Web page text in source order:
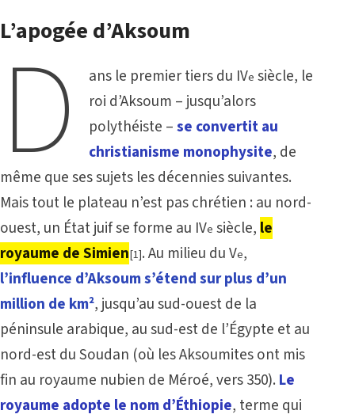
L’apogée d’Aksoum
D ans le premier tiers du IVe siècle, le
roi d’Aksoum – jusqu’alors
polythéiste –se convertit au
christianisme monophysite, de
même que ses sujets les décennies suivantes.
Mais tout le plateau n’est pas chrétien : au nord-
ouest, un État juif se forme au IVe siècle, le
royaume de Simien[1]. Au milieu du Ve,
l’influence d’Aksoum s’étend sur plus d’un
million de km², jusqu’au sud-ouest de la
péninsule arabique, au sud-est de l’Égypte et au
nord-est du Soudan (où les Aksoumites ont mis
fin au royaume nubien de Méroé, vers 350). Le
royaume adopte le nom d’Éthiopie, terme qui